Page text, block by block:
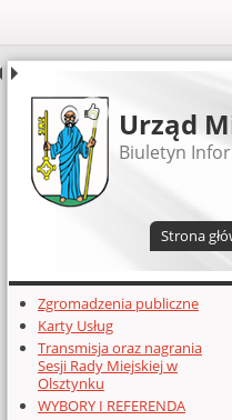
UDOSTĘPNIJ
Urząd
Biuletyn
Strona
Dodatkowe zasoby
Zgromadzenia publiczne
Karty Usług
Transmisja oraz nagrania
Sesji Rady Miejskiej w
Olsztynku
WYBORY I REFERENDA